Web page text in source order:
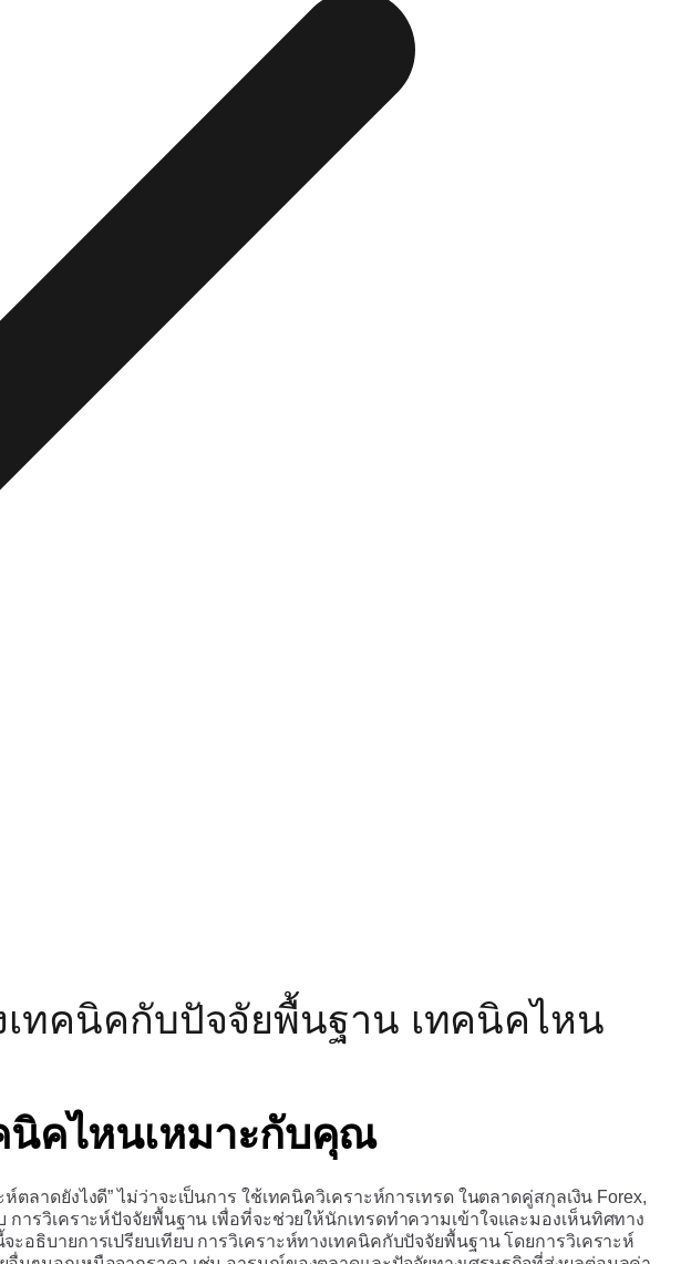
เทคนิคกับปัจจัยพื้นฐาน เทคนิคไหน
นิคไหนเหมาะกับคุณ
ลาดยังไงดี” ไม่ว่าจะเป็นการ ใช้เทคนิควิเคราะห์การเทรด ในตลาดคู่สกุลเงิน Forex,
ารวิเคราะห์ปัจจัยพื้นฐาน เพื่อที่จะช่วยให้นักเทรดทำความเข้าใจและมองเห็นทิศทาง
ธิบายการเปรียบเทียบ การวิเคราะห์ทางเทคนิคกับปัจจัยพื้นฐาน โดยการวิเคราะห์